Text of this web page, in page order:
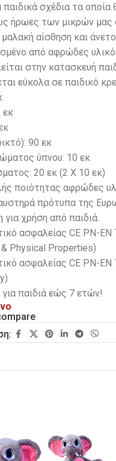
σχέδια τα
ήρωες των μικρών μας
μαλακή αίσθηση και
από αφρώδες υλικό
στην κατασκευή
εύκολα σε παιδικό
εκ
90 εκ
ύπνου: 10 εκ
20 εκ (2 Χ 10 εκ)
ποιότητας αφρώδες
πρότυπα της
για χρήση από παιδιά.
ασφαλείας CE PN-
Physical Properties)
ασφαλείας CE PN-
παιδιά εώς 7 ετών!